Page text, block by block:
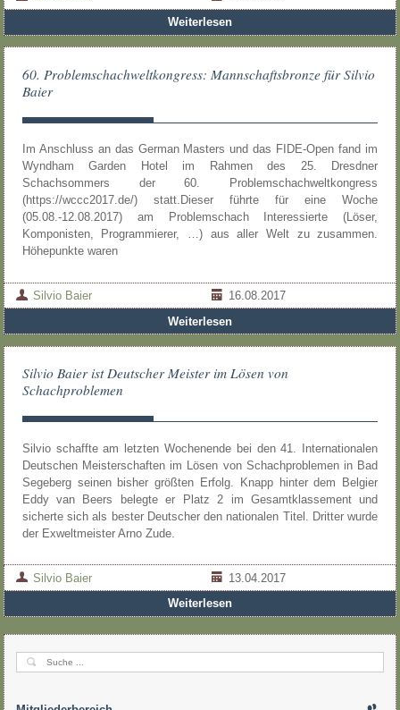
Weiterlesen
60. Problemschachweltkongress: Mannschaftsbronze für Silvio
Baier
Im Anschluss an das German Masters und das FIDE-Open fand im
Wyndham Garden Hotel im Rahmen des 25. Dresdner
Schachsommers der 60. Problemschachweltkongress
(https://wccc2017.de/) statt.Dieser führte für eine Woche
(05.08.-12.08.2017) am Problemschach Interessierte (Löser,
Komponisten, Programmierer, …) aus aller Welt zu zusammen.
Höhepunkte waren
Silvio Baier
16.08.2017
Weiterlesen
Silvio Baier ist Deutscher Meister im Lösen von
Schachproblemen
Silvio schaffte am letzten Wochenende bei den 41. Internationalen
Deutschen Meisterschaften im Lösen von Schachproblemen in Bad
Segeberg seinen bisher größten Erfolg. Knapp hinter dem Belgier
Eddy van Beers belegte er Platz 2 im Gesamtklassement und
sicherte sich als bester Deutscher den nationalen Titel. Dritter wurde
der Exweltmeister Arno Zude.
Silvio Baier
13.04.2017
Weiterlesen